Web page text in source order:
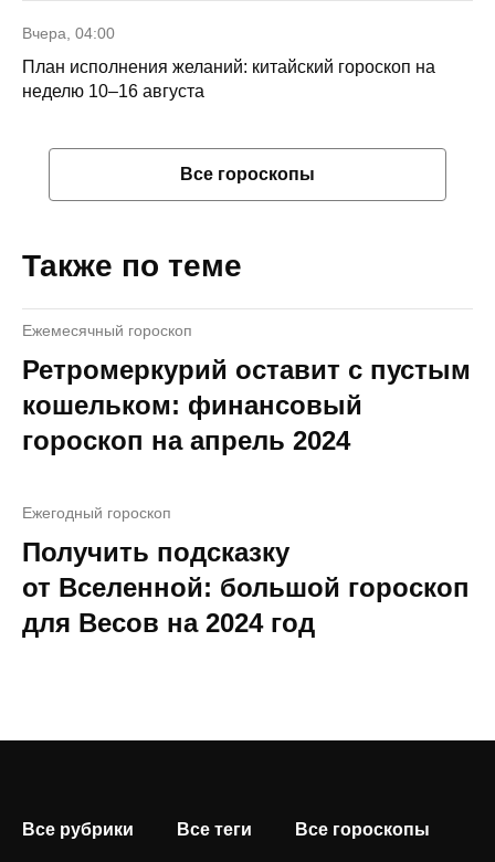
Вчера, 04:00
План исполнения желаний: китайский гороскоп на
неделю 10–16 августа
Все гороскопы
Также по теме
Ежемесячный гороскоп
Ретромеркурий оставит с пустым
кошельком: финансовый
гороскоп на апрель 2024
Ежегодный гороскоп
Получить подсказку
от Вселенной: большой гороскоп
для Весов на 2024 год
Все рубрики Все теги Все гороскопы